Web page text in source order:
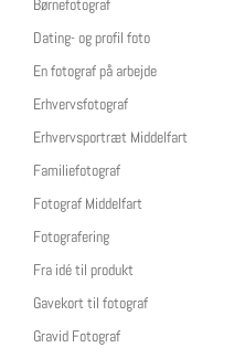
Børnefotograf
Dating- og profil foto
En fotograf på arbejde
Erhvervsfotograf
Erhvervsportræt Middelfart
Familiefotograf
Fotograf Middelfart
Fotografering
Fra idé til produkt
Gavekort til fotograf
Gravid Fotograf